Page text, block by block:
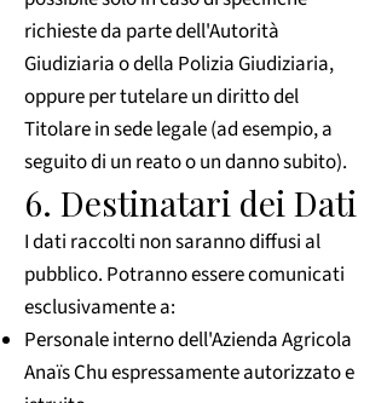
richieste da parte dell'Autorità
Giudiziaria o della Polizia Giudiziaria,
oppure per tutelare un diritto del
Titolare in sede legale (ad esempio, a
seguito di un reato o un danno subito).
6. Destinatari dei Dati
I dati raccolti non saranno diffusi al
pubblico. Potranno essere comunicati
esclusivamente a:
Personale interno dell'Azienda Agricola
Anaïs Chu espressamente autorizzato e